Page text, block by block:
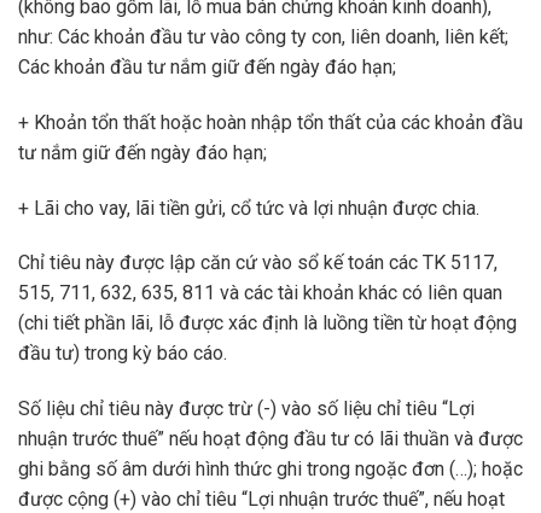
(không bao gồm lãi, lỗ mua bán chứng khoán kinh doanh),
như: Các khoản đầu tư vào công ty con, liên doanh, liên kết;
Các khoản đầu tư nắm giữ đến ngày đáo hạn;
+ Khoản tổn thất hoặc hoàn nhập tổn thất của các khoản đầu
tư nắm giữ đến ngày đáo hạn;
+ Lãi cho vay, lãi tiền gửi, cổ tức và lợi nhuận được chia.
Chỉ tiêu này được lập căn cứ vào sổ kế toán các TK 5117,
515, 711, 632, 635, 811 và các tài khoản khác có liên quan
(chi tiết phần lãi, lỗ được xác định là luồng tiền từ hoạt động
đầu tư) trong kỳ báo cáo.
Số liệu chỉ tiêu này được trừ (-) vào số liệu chỉ tiêu “Lợi
nhuận trước thuế” nếu hoạt động đầu tư có lãi thuần và được
ghi bằng số âm dưới hình thức ghi trong ngoặc đơn (…); hoặc
được cộng (+) vào chỉ tiêu “Lợi nhuận trước thuế”, nếu hoạt